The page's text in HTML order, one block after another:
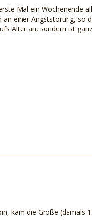
Mal ein Wochenende
einer Angststörung, so
Alter an, sondern ist
kam die Große (damals